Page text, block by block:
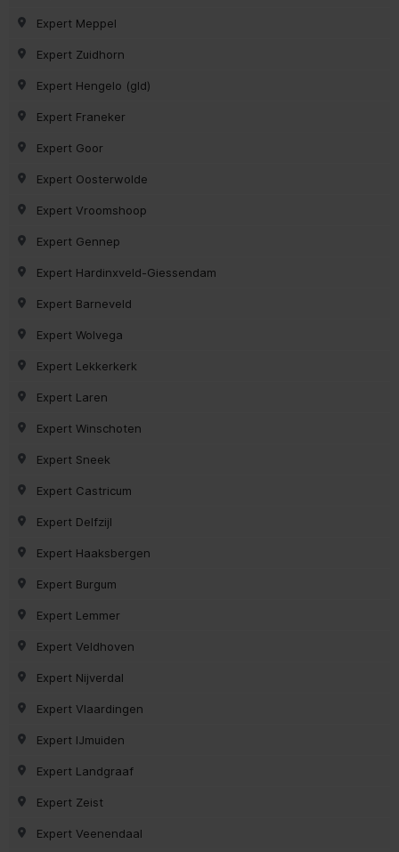
Expert Meppel
Expert Zuidhorn
Expert Hengelo (gld)
Expert Franeker
Expert Goor
Expert Oosterwolde
Expert Vroomshoop
Expert Gennep
Expert Hardinxveld-Giessendam
Expert Barneveld
Expert Wolvega
Expert Lekkerkerk
Expert Laren
Expert Winschoten
Expert Sneek
Expert Castricum
Expert Delfzijl
Expert Haaksbergen
Expert Burgum
Expert Lemmer
Expert Veldhoven
Expert Nijverdal
Expert Vlaardingen
Expert IJmuiden
Expert Landgraaf
Expert Zeist
Expert Veenendaal